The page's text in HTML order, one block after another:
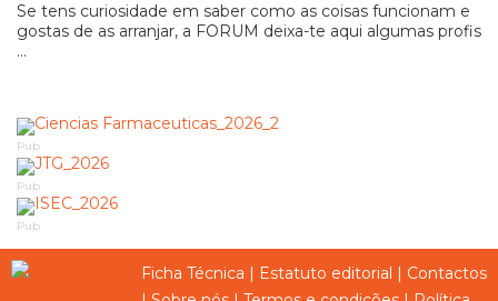
Se tens curiosidade em saber como as coisas funcionam e
gostas de as arranjar, a FORUM deixa-te aqui algumas profis
...
Pub
Pub
Pub
Ficha Técnica | Estatuto editorial | Contactos